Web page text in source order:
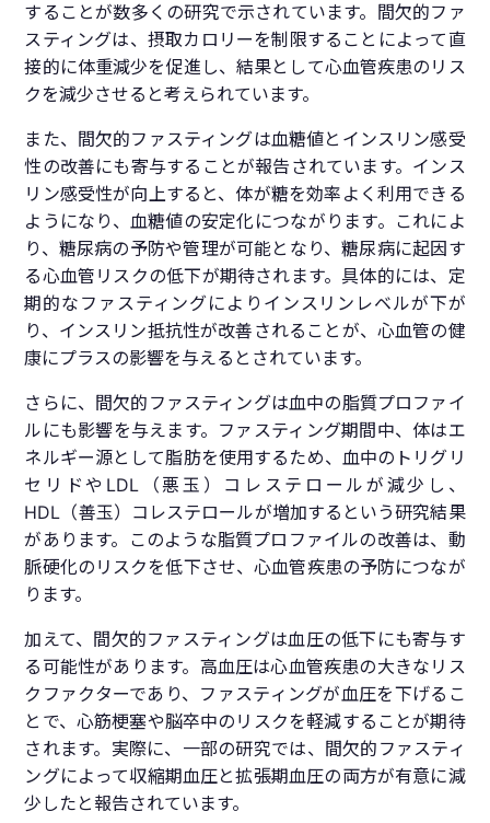
することが数多くの研究で示されています。間欠的ファ
スティングは、摂取カロリーを制限することによって直
接的に体重減少を促進し、結果として心血管疾患のリス
クを減少させると考えられています。
また、間欠的ファスティングは血糖値とインスリン感受
性の改善にも寄与することが報告されています。インス
リン感受性が向上すると、体が糖を効率よく利用できる
ようになり、血糖値の安定化につながります。これによ
り、糖尿病の予防や管理が可能となり、糖尿病に起因す
る心血管リスクの低下が期待されます。具体的には、定
期的なファスティングによりインスリンレベルが下が
り、インスリン抵抗性が改善されることが、心血管の健
康にプラスの影響を与えるとされています。
さらに、間欠的ファスティングは血中の脂質プロファイ
ルにも影響を与えます。ファスティング期間中、体はエ
ネルギー源として脂肪を使用するため、血中のトリグリ
セリドやLDL（悪玉）コレステロールが減少し、
HDL（善玉）コレステロールが増加するという研究結果
があります。このような脂質プロファイルの改善は、動
脈硬化のリスクを低下させ、心血管疾患の予防につなが
ります。
加えて、間欠的ファスティングは血圧の低下にも寄与す
る可能性があります。高血圧は心血管疾患の大きなリス
クファクターであり、ファスティングが血圧を下げるこ
とで、心筋梗塞や脳卒中のリスクを軽減することが期待
されます。実際に、一部の研究では、間欠的ファスティ
ングによって収縮期血圧と拡張期血圧の両方が有意に減
少したと報告されています。